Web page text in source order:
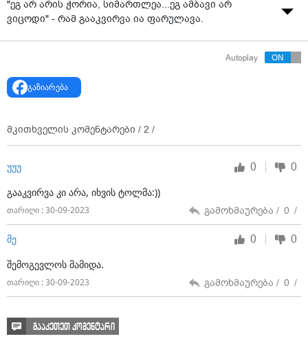
"ეგ არ არის ჭორია, სიმართლეა...ეგ ამბავი არ
ვიცოდი" - რამ გააკვირვა ია ფარულავა.
Autoplay
გაზიარება
მკითხველის კომენტარები / 2 /
უუუ 0 0
გააკვირვა კი არა, იხვის ტოლმა:))
თარიღი : 30-09-2023 გამოხმაურება / 0 /
მე 0 0
შემოგევლოს მამიდა.
თარიღი : 30-09-2023 გამოხმაურება / 0 /
გააკეთეთ კომენტარი